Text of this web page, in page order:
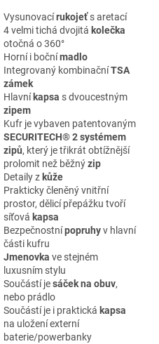
Vysunovacírukojeťs aretací
4 velmi tichá dvojitá kolečka
otočná o 360°
Horní i bočnímadlo
Integrovaný kombinačníTSA
zámek
Hlavníkapsa s dvoucestným
zipem
Kufr je vybaven patentovaným
SECURITECH® 2 systémem
zipů, který je třikrát obtížnější
prolomit než běžnýzip
Detaily zkůže
Prakticky členěný vnitřní
prostor, dělicí přepážku tvoří
síťová kapsa
Bezpečnostnípopruhyv hlavní
části kufru
Jmenovka ve stejném
luxusním stylu
Součástí jesáček na obuv,
nebo prádlo
Součástí je i praktická kapsa
na uložení externí
baterie/powerbanky